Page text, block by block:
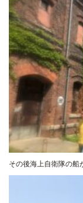
その後海上自衛隊の船